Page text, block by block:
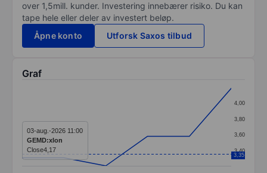
over 1,5mill. kunder. Investering innebærer risiko. Du kan
tape hele eller deler av investert beløp.
Åpne konto
Utforsk Saxos tilbud
Graf
The chart has 1 X axis displaying categories.
The chart has 1 Y axis displaying values. Data ranges
3,40
3,60
3,80
4,00
3,35
03-aug.-2026 11:00
GEMD:xlon
Close4,17